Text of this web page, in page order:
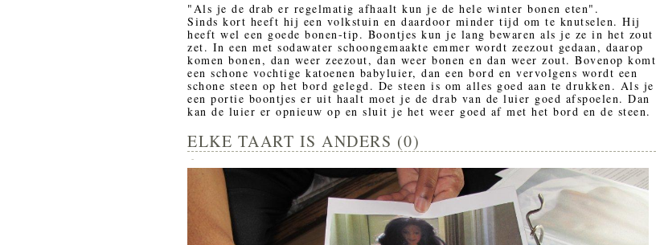
"Als je de drab er regelmatig afhaalt kun je de hele winter bonen eten".
Sinds kort heeft hij een volkstuin en daardoor minder tijd om te knutselen. Hij
heeft wel een goede bonen-tip. Boontjes kun je lang bewaren als je ze in het zout
zet. In een met sodawater schoongemaakte emmer wordt zeezout gedaan, daarop
komen bonen, dan weer zeezout, dan weer bonen en dan weer zout. Bovenop komt
een schone vochtige katoenen babyluier, dan een bord en vervolgens wordt een
schone steen op het bord gelegd. De steen is om alles goed aan te drukken. Als je
een portie boontjes er uit haalt moet je de drab van de luier goed afspoelen. Dan
kan de luier er opnieuw op en sluit je het weer goed af met het bord en de steen.
ELKE TAART IS ANDERS (0)
-